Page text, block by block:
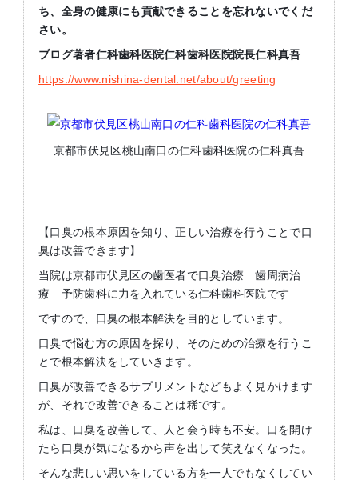
ち、全身の健康にも貢献できることを忘れないでくだ
さい。
ブログ著者仁科歯科医院仁科歯科医院院長仁科真吾
https://www.nishina-dental.net/about/greeting
京都市伏見区桃山南口の仁科歯科医院の仁科真吾
【口臭の根本原因を知り、正しい治療を行うことで口
臭は改善できます】
当院は京都市伏見区の歯医者で口臭治療 歯周病治
療 予防歯科に力を入れている仁科歯科医院です
ですので、口臭の根本解決を目的としています。
口臭で悩む方の原因を探り、そのための治療を行うこ
とで根本解決をしていきます。
口臭が改善できるサプリメントなどもよく見かけます
が、それで改善できることは稀です。
私は、口臭を改善して、人と会う時も不安。口を開け
たら口臭が気になるから声を出して笑えなくなった。
そんな悲しい思いをしている方を一人でもなくしてい